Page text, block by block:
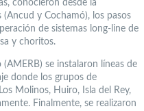
conocieron desde la
y Cochamó), los pasos
de sistemas long-line de
y choritos.
se instalaron líneas de
donde los grupos de
Molinos, Huiro, Isla del Rey,
Finalmente, se realizaron